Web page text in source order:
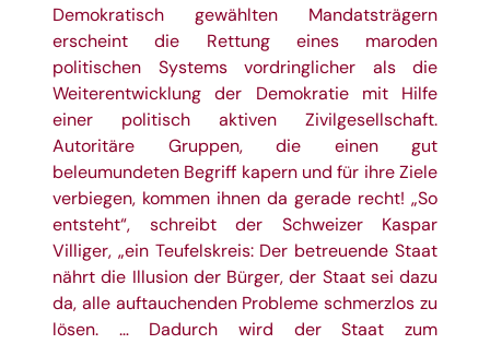
Demokratisch gewählten Mandatsträgern
erscheint die Rettung eines maroden
politischen Systems vordringlicher als die
Weiterentwicklung der Demokratie mit Hilfe
einer politisch aktiven Zivilgesellschaft.
Autoritäre Gruppen, die einen gut
beleumundeten Begriff kapern und für ihre Ziele
verbiegen, kommen ihnen da gerade recht! „So
entsteht“, schreibt der Schweizer Kaspar
Villiger, „ein Teufelskreis: Der betreuende Staat
nährt die Illusion der Bürger, der Staat sei dazu
da, alle auftauchenden Probleme schmerzlos zu
lösen. … Dadurch wird der Staat zum